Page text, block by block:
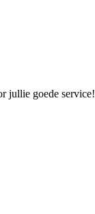
jullie goede service!